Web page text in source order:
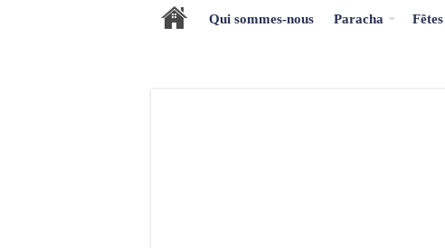
Qui sommes-nous Paracha Fêtes